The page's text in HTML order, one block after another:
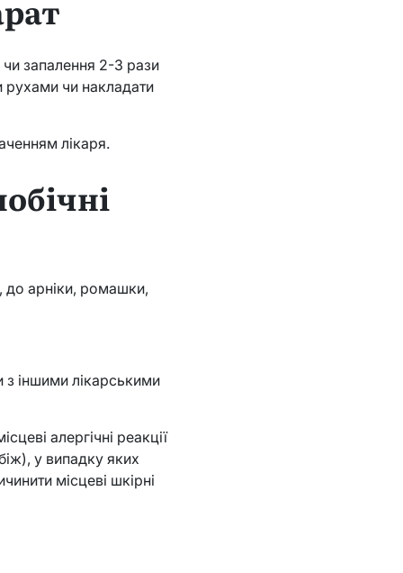
запалення 2-3 рази
чи накладати
лікаря.
до арніки, ромашки,
з іншими лікарськими
алергічні реакції
у випадку яких
місцеві шкірні